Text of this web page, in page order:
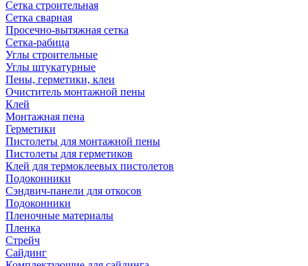
Сетка строительная
Сетка сварная
Просечно-вытяжная сетка
Сетка-рабица
Углы строительные
Углы штукатурные
Пены, герметики, клеи
Очиститель монтажной пены
Клей
Монтажная пена
Герметики
Пистолеты для монтажной пены
Пистолеты для герметиков
Клей для термоклеевых пистолетов
Подоконники
Сэндвич-панели для откосов
Подоконники
Пленочные материалы
Пленка
Стрейч
Сайдинг